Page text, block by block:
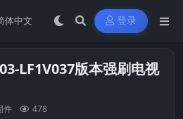
登录
LF1V037版本强刷电视
件 478